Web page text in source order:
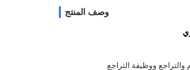
وصف المنتج
ووظيفة التراجع